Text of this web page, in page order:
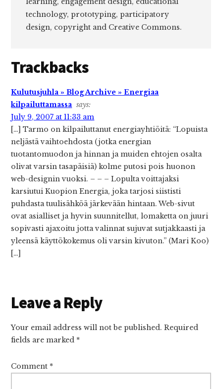
technology, prototyping, participatory
design, copyright and Creative Commons.
Reader
Interactions
Trackbacks
Kulutusjuhla » Blog Archive » Energiaa
kilpailuttamassa says:
July 9, 2007 at 11:33 am
[…] Tarmo on kilpailuttanut energiayhtiöitä: “Lopuista
neljästä vaihtoehdosta (jotka energian
tuotantomuodon ja hinnan ja muiden ehtojen osalta
olivat varsin tasapäisiä) kolme putosi pois huonon
web-designin vuoksi. – – – Lopulta voittajaksi
karsiutui Kuopion Energia, joka tarjosi siististi
puhdasta tuulisähköä järkevään hintaan. Web-sivut
ovat asialliset ja hyvin suunnitellut, lomaketta on juuri
sopivasti ajaxoitu jotta valinnat sujuvat sutjakkaasti ja
yleensä käyttökokemus oli varsin kivuton.” (Mari Koo)
[…]
Leave a Reply
Your email address will not be published. Required
fields are marked *
Comment *